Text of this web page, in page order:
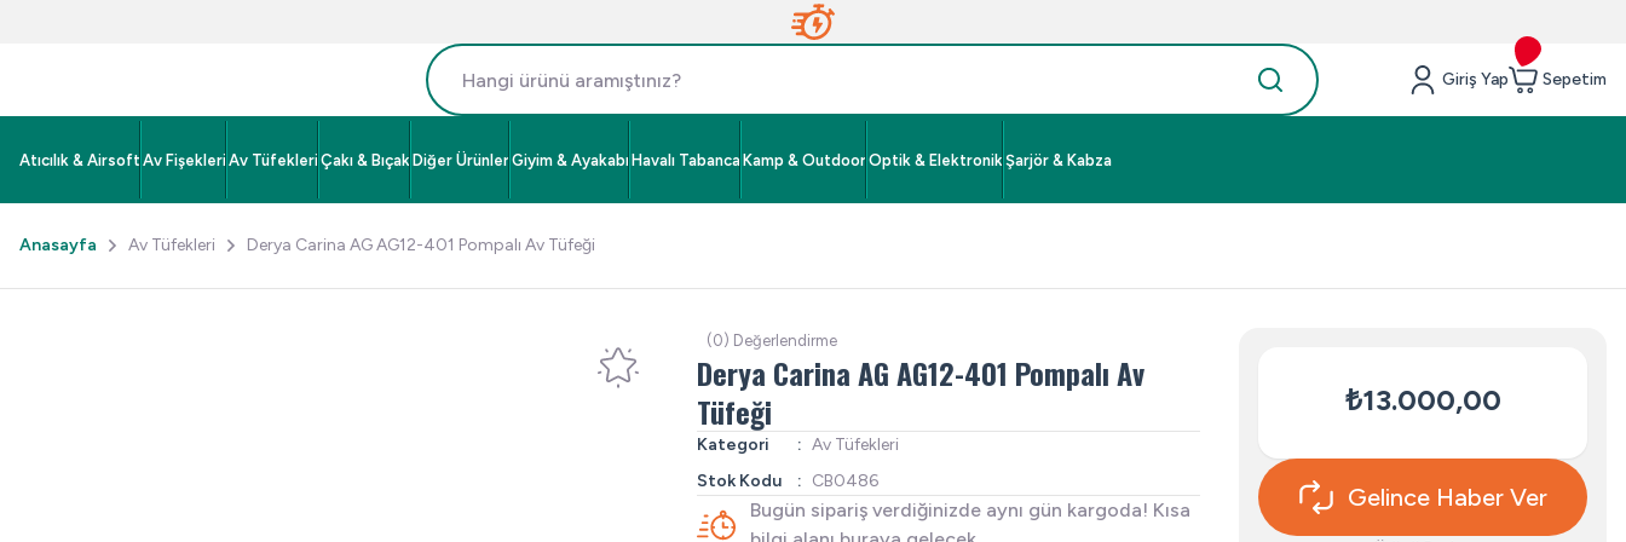
Giriş Yap Sepetim
Atıcılık & Airsoft Av Fişekleri Av Tüfekleri Çakı & Bıçak Diğer Ürünler Giyim & Ayakabı Havalı Tabanca Kamp & Outdoor Optik & Elektronik Şarjör & Kabza
Anasayfa Av Tüfekleri Derya Carina AG AG12-401 Pompalı Av Tüfeği
(0) Değerlendirme
Derya Carina AG AG12-401 Pompalı Av
Tüfeği
Kategori
Av Tüfekleri
Stok Kodu
CB0486
Bugün sipariş verdiğinizde aynı gün kargoda! Kısa
₺13.000,00
Gelince Haber Ver